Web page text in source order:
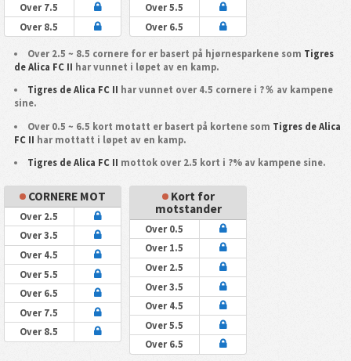
Over 7.5
Over 8.5
Over 5.5
Over 6.5
Over 2.5 ~ 8.5 cornere for er basert på hjørnesparkene som Tigres
de Alica FC II har vunnet i løpet av en kamp.
Tigres de Alica FC II har vunnet over 4.5 cornere i ?％ av kampene
sine.
Over 0.5 ~ 6.5 kort motatt er basert på kortene som Tigres de Alica
FC II har mottatt i løpet av en kamp.
Tigres de Alica FC II mottok over 2.5 kort i ?% av kampene sine.
CORNERE MOT
Over 2.5
Over 3.5
Over 4.5
Over 5.5
Over 6.5
Over 7.5
Over 8.5
Kort for
motstander
Over 0.5
Over 1.5
Over 2.5
Over 3.5
Over 4.5
Over 5.5
Over 6.5